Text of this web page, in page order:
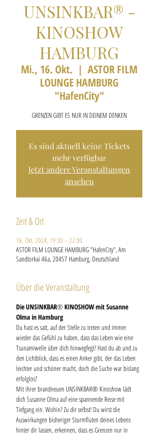
UNSINKBAR® -
KINOSHOW
HAMBURG
Mi., 16. Okt.
  |
ASTOR FILM
LOUNGE HAMBURG
"HafenCity"
GRENZEN GIBT ES NUR IN DEINEM DENKEN
Es sind aktuell keine Tickets
mehr verfügbar
Jetzt andere Veranstaltungen
ansehen
Zeit & Ort
16. Okt. 2024, 19:30 – 22:00
ASTOR FILM LOUNGE HAMBURG "HafenCity", Am
Sandtorkai 46a, 20457 Hamburg, Deutschland
Über die Veranstaltung
Die UNSINKBAR® KINOSHOW mit Susanne
Olma in Hamburg
Du hast es satt, auf der Stelle zu treten und immer
wieder das Gefühl zu haben, dass das Leben wie eine
Tsunamiwelle über dich hinwegfegt? Hast du ab und zu
den Lichtblick, dass es einen Anker gibt, der das Leben
leichter und schöner macht, doch die Suche war bislang
erfolglos?
Mit ihrer brandneuen UNSINKBAR® Kinoshow lädt
dich Susanne Olma auf eine spannende Reise mit
Tiefgang ein. Wohin? Zu dir selbst! Du wirst die
Auswirkungen bisheriger Sturmfluten deines Lebens
hinter dir lassen, erkennen, dass es Grenzen nur in